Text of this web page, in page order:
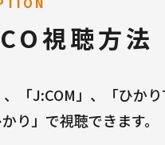
視聴方法
「J:COM」、「ひか
り」で視聴できます。